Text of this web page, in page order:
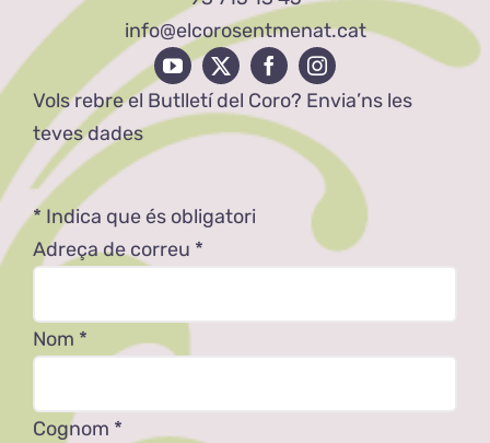
info@elcorosentmenat.cat
Vols rebre el Butlletí del Coro? Envia’ns les
teves dades
* Indica que és obligatori
Adreça de correu *
Nom *
Cognom *